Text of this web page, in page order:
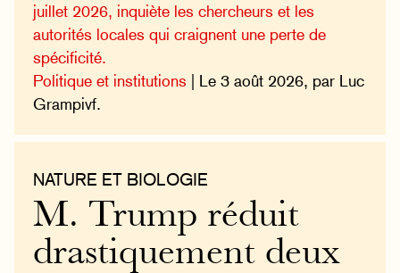
juillet 2026, inquiète les chercheurs et les
autorités locales qui craignent une perte de
spécificité.
Politique et institutions | Le 3 août 2026, par Luc
Grampivf.
NATURE ET BIOLOGIE
M. Trump réduit
drastiquement deux